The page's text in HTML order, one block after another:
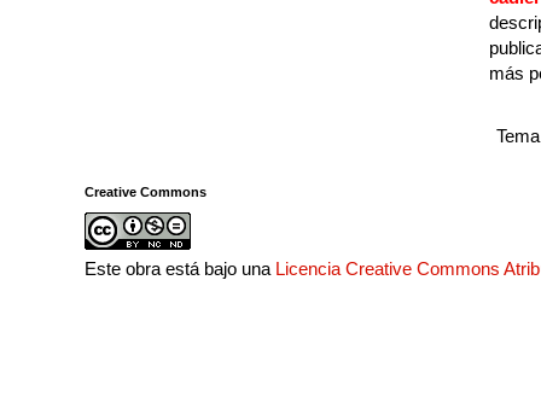
más
Creative Commons
Este obra está bajo una Licencia Creative Commons